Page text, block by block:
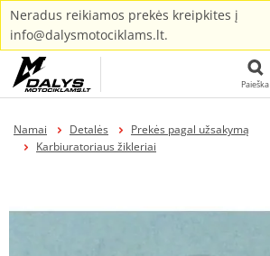
Neradus reikiamos prekės kreipkites į
info@dalysmotociklams.lt.
Paieška
Namai Detalės
Prekės pagal užsakymą
Karbiuratoriaus žikleriai